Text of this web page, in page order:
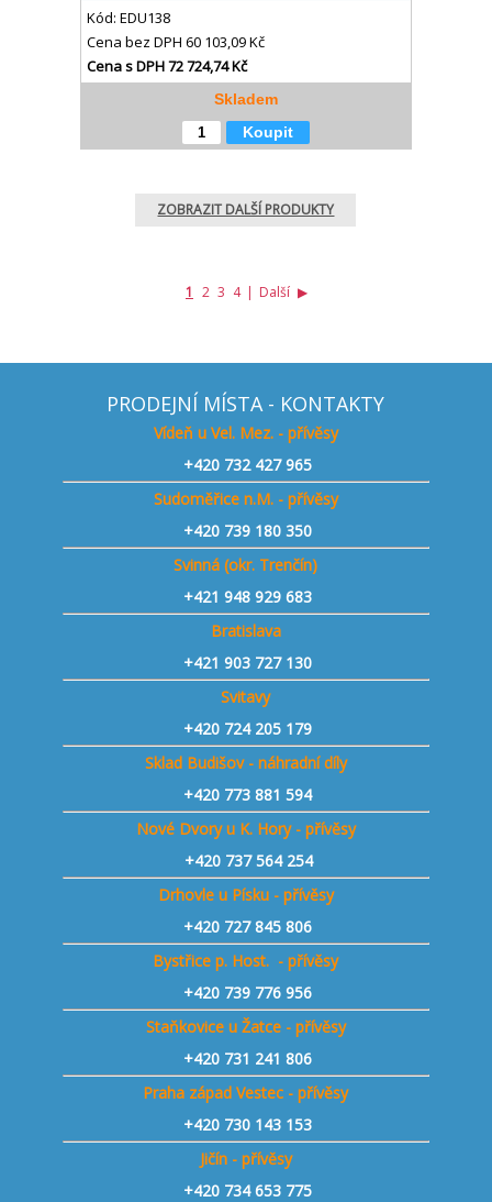
Kód: EDU138
Cena bez DPH 60 103,09 Kč
Cena s DPH72 724,74 Kč
Skladem
Koupit
ZOBRAZIT DALŠÍ PRODUKTY
1 2 3 4 | Další ▶
PRODEJNÍ MÍSTA - KONTAKTY
Vídeň u Vel. Mez. - přívěsy
+420 732 427 965
Sudoměřice n.M. - přívěsy
+420 739 180 350
Svinná (okr. Trenčín)
+421948 929 683
Bratislava
+421 903 727 130
Svitavy
+420 724 205 179
Sklad Budišov - náhradní díly
+420 773 881 594
Nové Dvory u K. Hory - přívěsy
+420 737 564 254
Drhovle u Písku - přívěsy
+420 727 845 806
Bystřice p. Host. - přívěsy
+420 739 776 956
Staňkovice u Žatce - přívěsy
+420 731 241 806
Praha západ Vestec - přívěsy
+420 730 143 153
Jičín - přívěsy
+420 734 653 775